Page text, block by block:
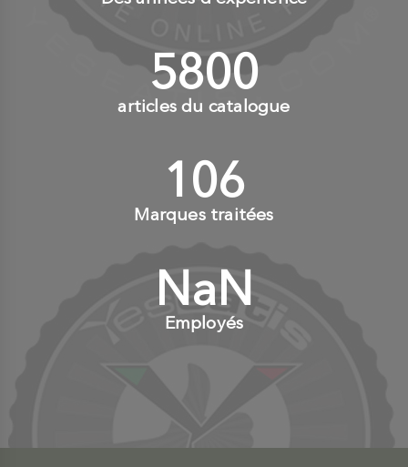
6000+
articles du catalogue
110+
Marques traitées
NaN+
Employés